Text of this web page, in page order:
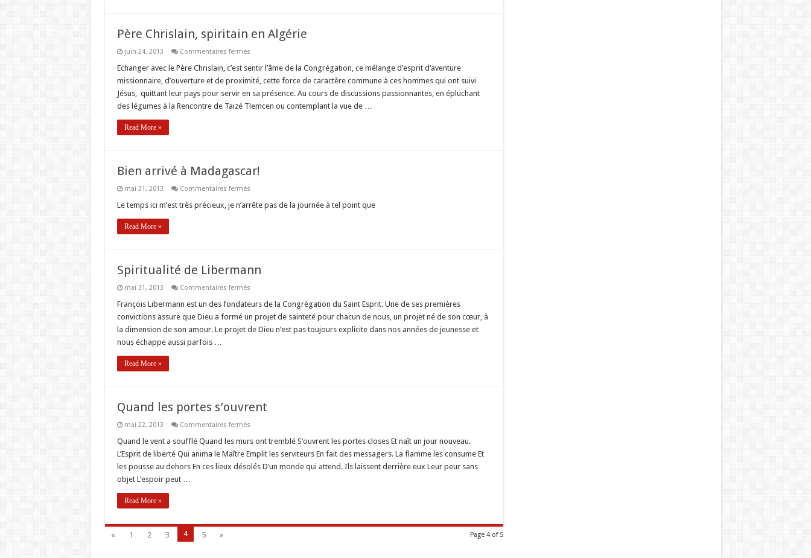
Père Chrislain, spiritain en Algérie
juin 24, 2013 Commentaires ferméssur
Chrislain,
en
Algérie
Echanger avec le Père Chrislain, c’est sentir l’âme de la Congrégation, ce mélange d’esprit d’aventure
missionnaire, d’ouverture et de proximité, cette force de caractère commune à ces hommes qui ont suivi
Jésus, quittant leur pays pour servir en sa présence. Au cours de discussions passionnantes, en épluchant
des légumes à la Rencontre de Taizé Tlemcen ou contemplant la vue de …
Read More »
Bien arrivé à Madagascar!
mai 31, 2013 Commentaires ferméssur
arrivé
Le temps ici m’est très précieux, je n’arrête pas de la journée à tel point que
Read More »
Spiritualité de Libermann
mai 31, 2013 Commentaires ferméssur
de
François Libermann est un des fondateurs de la Congrégation du Saint Esprit. Une de ses premières
convictions assure que Dieu a formé un projet de sainteté pour chacun de nous, un projet né de son cœur, à
la dimension de son amour. Le projet de Dieu n’est pas toujours explicite dans nos années de jeunesse et
nous échappe aussi parfois …
Read More »
Quand les portes s’ouvrent
mai 22, 2013 Commentaires ferméssur
les
s’ouvrent
Quand le vent a soufflé Quand les murs ont tremblé S’ouvrent les portes closes Et naît un jour nouveau.
L’Esprit de liberté Qui anima le Maître Emplit les serviteurs En fait des messagers. La flamme les consume Et
les pousse au dehors En ces lieux désolés D’un monde qui attend. Ils laissent derrière eux Leur peur sans
objet L’espoir peut …
Read More »
Page 4 of 5
« 1 2 3 4 5 »